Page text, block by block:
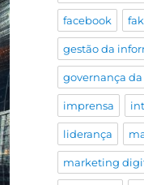
facebook
gestão da
governança
imprensa
liderança
marketing